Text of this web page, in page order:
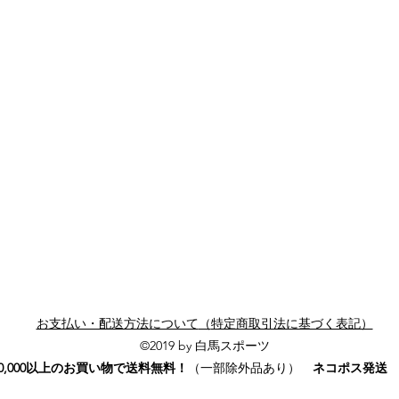
お支払い・配送方法について （特定商取引法に基づく表記）
©2019 by 白馬スポーツ
以上のお買い物で送料無料！
（一部除外品あり） ネコポス発送